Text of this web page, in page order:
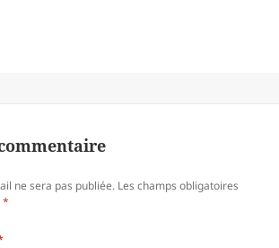
ne sera pas publiée. Les champs obligatoires
*